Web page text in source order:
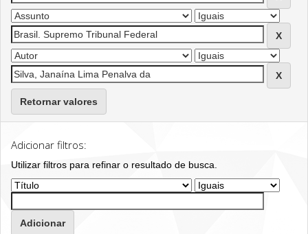
Retornar valores
Adicionar filtros:
Utilizar filtros para refinar o resultado de busca.